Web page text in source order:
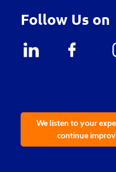
Follow Us on
We listen to your
continue